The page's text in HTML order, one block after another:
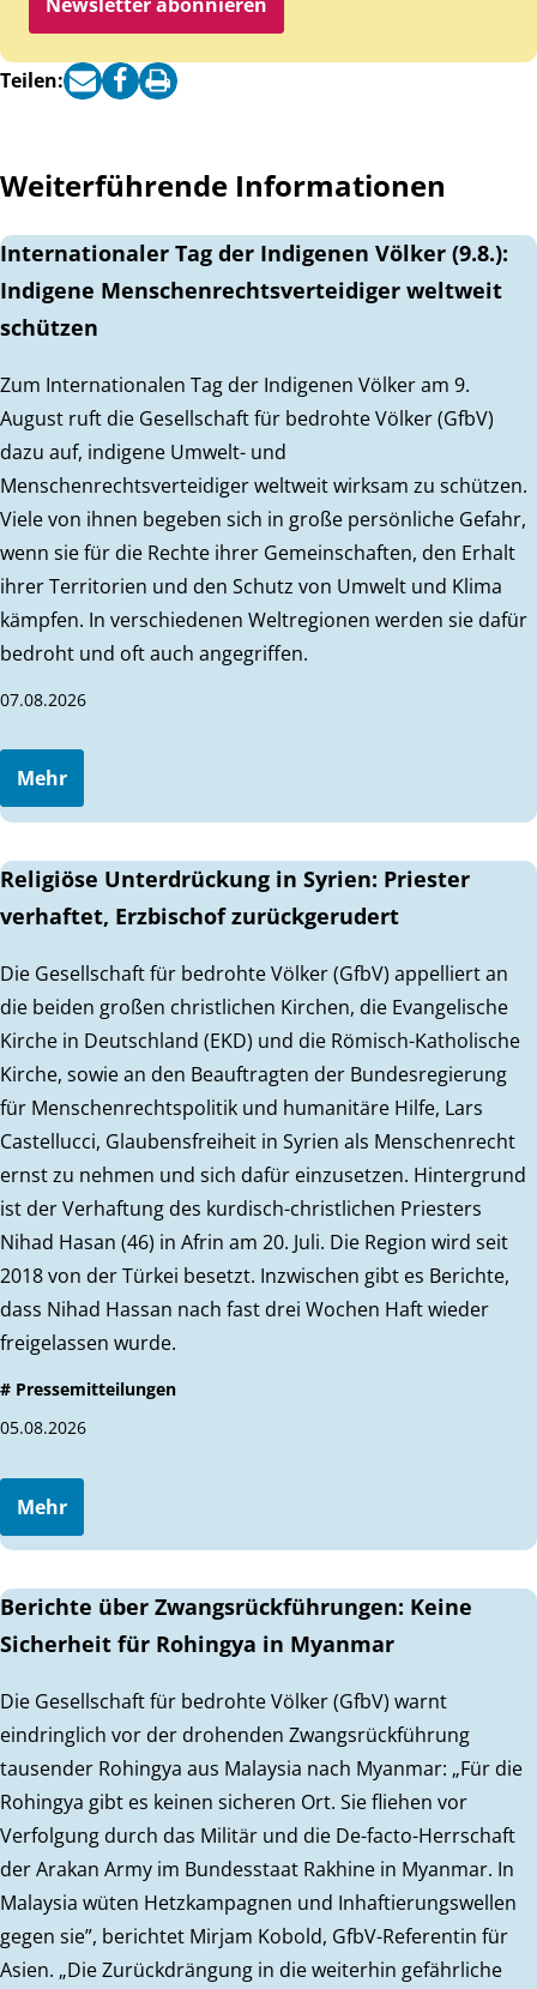
Teilen:
Weiterführende Informationen
Internationaler Tag der Indigenen Völker (9.8.):
Indigene Menschenrechtsverteidiger weltweit
schützen
Zum Internationalen Tag der Indigenen Völker am 9.
August ruft die Gesellschaft für bedrohte Völker (GfbV)
dazu auf, indigene Umwelt- und
Menschenrechtsverteidiger weltweit wirksam zu schützen.
Viele von ihnen begeben sich in große persönliche Gefahr,
wenn sie für die Rechte ihrer Gemeinschaften, den Erhalt
ihrer Territorien und den Schutz von Umwelt und Klima
kämpfen. In verschiedenen Weltregionen werden sie dafür
bedroht und oft auch angegriffen.
07.08.2026
Mehr
Religiöse Unterdrückung in Syrien: Priester
verhaftet, Erzbischof zurückgerudert
Die Gesellschaft für bedrohte Völker (GfbV) appelliert an
die beiden großen christlichen Kirchen, die Evangelische
Kirche in Deutschland (EKD) und die Römisch-Katholische
Kirche, sowie an den Beauftragten der Bundesregierung
für Menschenrechtspolitik und humanitäre Hilfe, Lars
Castellucci, Glaubensfreiheit in Syrien als Menschenrecht
ernst zu nehmen und sich dafür einzusetzen. Hintergrund
ist der Verhaftung des kurdisch-christlichen Priesters
Nihad Hasan (46) in Afrin am 20. Juli. Die Region wird seit
2018 von der Türkei besetzt. Inzwischen gibt es Berichte,
dass Nihad Hassan nach fast drei Wochen Haft wieder
freigelassen wurde.
# Pressemitteilungen
05.08.2026
Mehr
Berichte über Zwangsrückführungen: Keine
Sicherheit für Rohingya in Myanmar
Die Gesellschaft für bedrohte Völker (GfbV) warnt
eindringlich vor der drohenden Zwangsrückführung
tausender Rohingya aus Malaysia nach Myanmar: „Für die
Rohingya gibt es keinen sicheren Ort. Sie fliehen vor
Verfolgung durch das Militär und die De-facto-Herrschaft
der Arakan Army im Bundesstaat Rakhine in Myanmar. In
Malaysia wüten Hetzkampagnen und Inhaftierungswellen
gegen sie”, berichtet Mirjam Kobold, GfbV-Referentin für
Asien. „Die Zurückdrängung in die weiterhin gefährliche